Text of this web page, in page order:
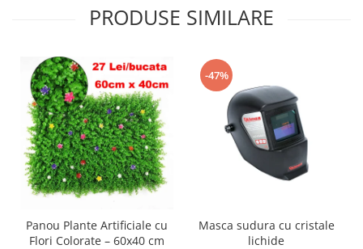
PRODUSE SIMILARE
Panou Plante Artificiale cu
Flori Colorate – 60x40 cm
-47%
Masca sudura cu cristale
lichide